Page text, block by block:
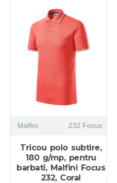
Malfini 232 Focus
Tricou polo subtire,
180 g/mp, pentru
barbati, Malfini Focus
232, Coral